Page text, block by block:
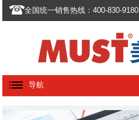
全国统一销售热线：400-830-9180
导航